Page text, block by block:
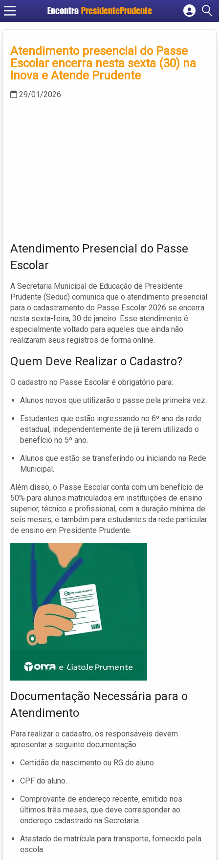
Encontra PresidentePrudente
Cadastrar empresa
Criar conta
Atendimento presencial do Passe
Escolar encerra nesta sexta (30) na
Inova e Atende Prudente
29/01/2026
Atendimento Presencial do Passe
Escolar
A Secretaria Municipal de Educação de Presidente
Prudente (Seduc) comunica que o atendimento presencial
para o cadastramento do Passe Escolar 2026 se encerra
nesta sexta-feira, 30 de janeiro. Esse atendimento é
especialmente voltado para aqueles que ainda não
realizaram seus registros de forma online.
Quem Deve Realizar o Cadastro?
O cadastro no Passe Escolar é obrigatório para:
Alunos novos que utilizarão o passe pela primeira vez.
Estudantes que estão ingressando no 6º ano da rede
estadual, independentemente de já terem utilizado o
benefício no 5º ano.
Alunos que estão se transferindo ou iniciando na Rede
Municipal.
Além disso, o Passe Escolar conta com um benefício de
50% para alunos matriculados em instituições de ensino
superior, técnico e profissional, com a duração mínima de
seis meses, e também para estudantes da rede particular
de ensino em Presidente Prudente.
Documentação Necessária para o
Atendimento
Para realizar o cadastro, os responsáveis devem
apresentar a seguinte documentação:
Certidão de nascimento ou RG do aluno.
CPF do aluno.
Comprovante de endereço recente, emitido nos
últimos três meses, que deve corresponder ao
endereço cadastrado na Secretaria.
Atestado de matrícula para transporte, fornecido pela
escola.